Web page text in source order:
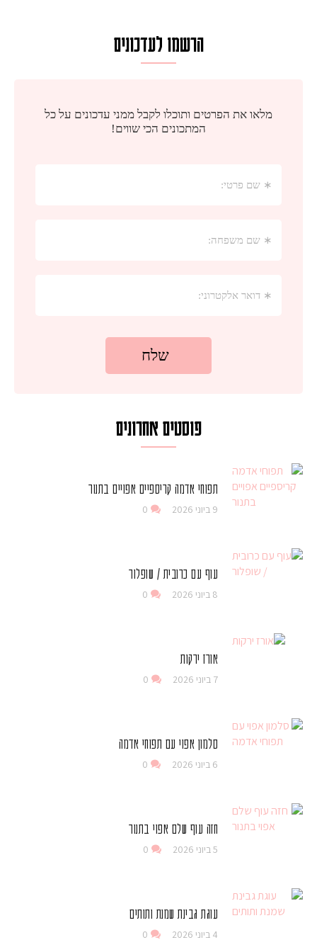
הרשמו לעדכונים
פוסטים אחרונים
תפוחי אדמה קריספיים אפויים בתנור
9 ביוני 2026 0
עוף עם כרובית / שופלור
8 ביוני 2026 0
אורז ירקות
7 ביוני 2026 0
סלמון אפוי עם תפוחי אדמה
6 ביוני 2026 0
חזה עוף שלם אפוי בתנור
5 ביוני 2026 0
עוגת גבינת שמנת ותותים
4 ביוני 2026 0